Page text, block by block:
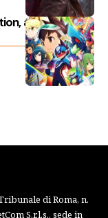
annunciata la
di Roma, n.
S.r.l.s., sede in